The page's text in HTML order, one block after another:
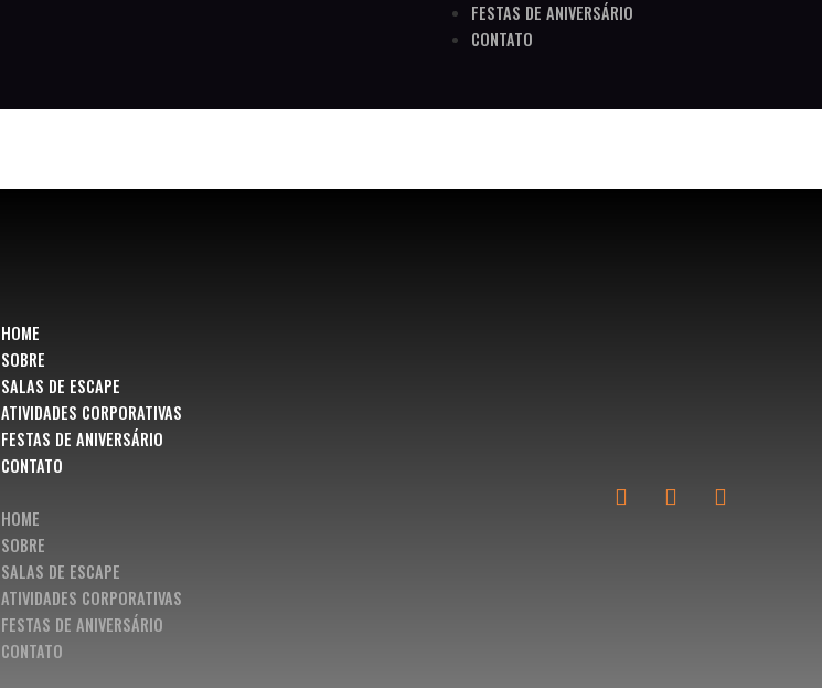
FESTAS DE ANIVERSÁRIO
CONTATO
HOME
SOBRE
SALAS DE ESCAPE
ATIVIDADES CORPORATIVAS
FESTAS DE ANIVERSÁRIO
CONTATO
HOME
SOBRE
SALAS DE ESCAPE
ATIVIDADES CORPORATIVAS
FESTAS DE ANIVERSÁRIO
CONTATO